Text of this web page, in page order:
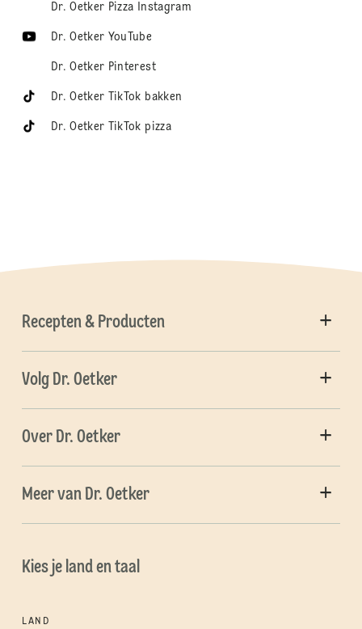
Dr. Oetker Pizza Instagram
Dr. Oetker YouTube
Dr. Oetker Pinterest
Dr. Oetker TikTok bakken
Dr. Oetker TikTok pizza
Recepten & Producten
Volg Dr. Oetker
Over Dr. Oetker
Meer van Dr. Oetker
Kies je land en taal
LAND